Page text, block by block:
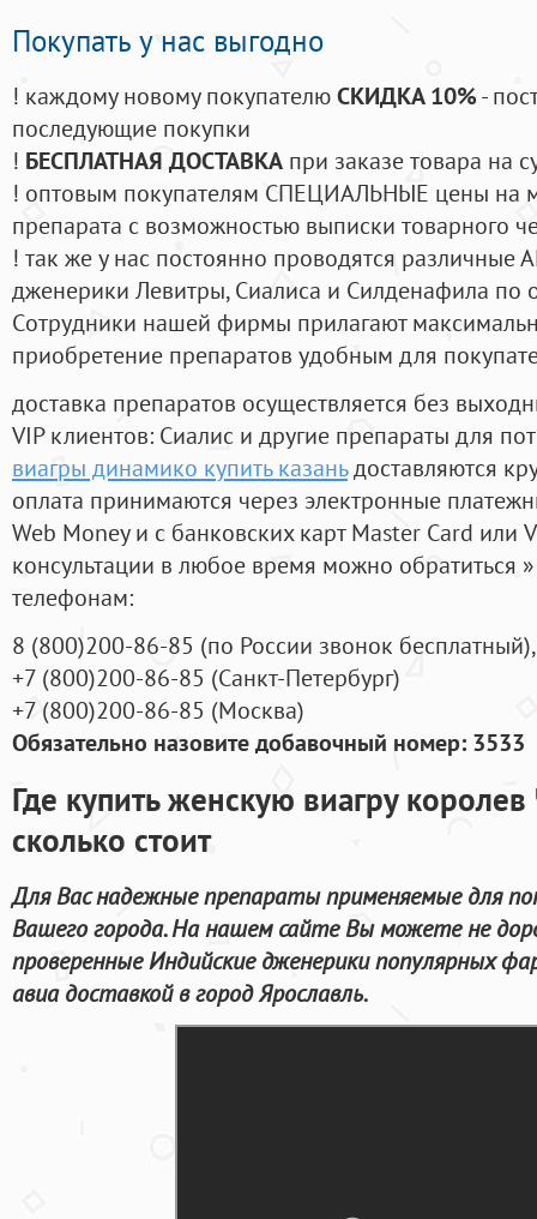
Покупать у нас выгодно
! каждому новому покупателюСКИДКА 10%-
последующие покупки
! БЕСПЛАТНАЯ ДОСТАВКА при заказе товара на
! оптовым покупателям СПЕЦИАЛЬНЫЕ цены на
препарата с возможностью выписки товарного
! так же у нас постоянно проводятся
дженерики Левитры, Сиалиса и Силденафила по
Cотрудники нашей фирмы прилагают
приобретение препаратов удобным для
доставка препаратов осуществляется без
VIP клиентов: Сиалис и другие препараты для
виагры динамико купить казаньдоставляются
оплата принимаются через электронные
Web Money и с банковских карт Master Card или
консультации в любое время можно обратиться
телефонам:
8 (800)200-86-85 (по России звонок бесплатный),
+7 (800)200-86-85 (Санкт-Петербург)
+7 (800)200-86-85 (Москва)
Обязательно назовите добавочный номер: 3533
Где купить женскую виагру
сколько стоит
Для Вас надежные препараты применяемые для
Вашего города. На нашем сайте Вы можете не
проверенные Индийские дженерики популярных
авиа доставкой в город Ярославль.